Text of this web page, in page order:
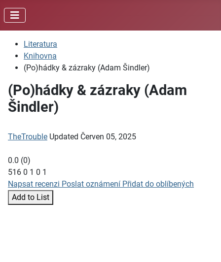
Literatura
Knihovna
(Po)hádky & zázraky (Adam Šindler)
(Po)hádky & zázraky (Adam
Šindler)
TheTrouble Updated Červen 05, 2025
0.0 (0)
516 0 1 0 1
Napsat recenzi Poslat oznámení Přidat do oblíbených
Add to List